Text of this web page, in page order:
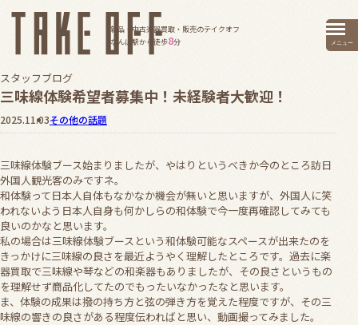
新品・中古楽器買取・販売のテイクオフ
なんば駅から徒歩8分 メニュー
スタッフブログ
三味線体験希望者募集中！未経験者大歓迎！
2025.11.03その他の話題
三味線体験ブース始まりましたが、やはりというべきか今のところ訪日
外国人観光客のみですネ。
和体験って日本人自体もなかなか機会が無いと思いますが、外国人に笑
われないよう日本人自身も何かしらの和体験で今一度再確認してみても
良いのかなと思います。
私の場合は三味線体験ブースという和体験可能なスペースが出来たのを
きっかけに三味線の良さを最近ようやく理解したところです。過去に楽
器買取で三味線や琴などの和楽器もありましたが、その良さというもの
を理解せず商品化してたのでもったいなかったなと思います。
ま、体験の成果は撥の持ち方と弦の弾き方を覚えた程度ですが、その三
味線の響きの良さがある程度伝わればと思い、動画撮ってみました。